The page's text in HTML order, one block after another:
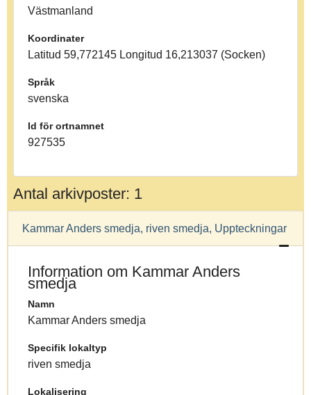
Västmanland
Koordinater
Latitud 59,772145 Longitud 16,213037 (Socken)
Språk
svenska
Id för ortnamnet
927535
Antal arkivposter: 1
Kammar Anders smedja, riven smedja, Uppteckningar
Information om Kammar Anders
smedja
Namn
Kammar Anders smedja
Specifik lokaltyp
riven smedja
Lokalisering